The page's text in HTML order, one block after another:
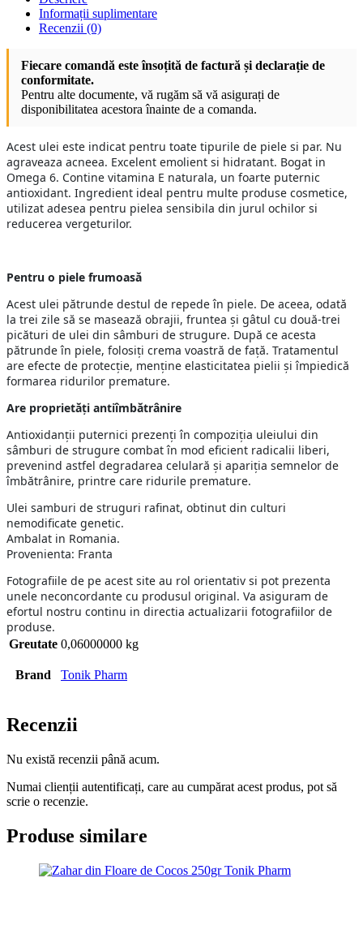
Informații suplimentare
Recenzii (0)
Fiecare comandă este însoțită de factură și declarație de
conformitate.
Pentru alte documente, vă rugăm să vă asigurați de
disponibilitatea acestora înainte de a comanda.
Acest ulei este indicat pentru toate tipurile de piele si par. Nu
agraveaza acneea. Excelent emolient si hidratant. Bogat in
Omega 6. Contine vitamina E naturala, un foarte puternic
antioxidant. Ingredient ideal pentru multe produse cosmetice,
utilizat adesea pentru pielea sensibila din jurul ochilor si
reducerea vergeturilor.
Pentru o piele frumoasă
Acest ulei pătrunde destul de repede în piele. De aceea, odată
la trei zile să se masează obrajii, fruntea şi gâtul cu două-trei
picături de ulei din sâmburi de strugure. După ce acesta
pătrunde în piele, folosiţi crema voastră de faţă. Tratamentul
are efecte de protecţie, menţine elasticitatea pielii şi împiedică
formarea ridurilor premature.
Are proprietăţi antiîmbătrânire
Antioxidanţii puternici prezenţi în compoziţia uleiului din
sâmburi de strugure combat în mod eficient radicalii liberi,
prevenind astfel degradarea celulară şi apariţia semnelor de
îmbătrânire, printre care ridurile premature.
Ulei samburi de struguri rafinat, obtinut din culturi
nemodificate genetic.
Ambalat in Romania.
Provenienta: Franta
Fotografiile de pe acest site au rol orientativ si pot prezenta
unele neconcordante cu produsul original. Va asiguram de
efortul nostru continu in directia actualizarii fotografiilor de
produse.
Greutate 0,06000000 kg
Brand Tonik Pharm
Recenzii
Nu există recenzii până acum.
Numai clienții autentificați, care au cumpărat acest produs, pot să
scrie o recenzie.
Produse similare